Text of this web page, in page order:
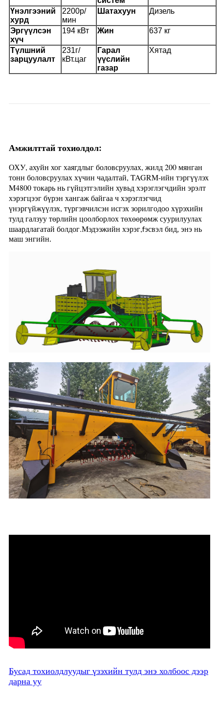
Үнэлгээний
хурд
2200р/
мин
Шатахуун Дизель
Эргүүлсэн
хүч
194 кВт Жин 637 кг
Түлшний
зарцуулалт
231г/
кВт.цаг
Гарал
үүслийн
газар
Хятад
Амжилттай тохиолдол:
ОХУ, ахуйн хог хаягдлыг боловсруулах, жилд 200 мянган
тонн боловсруулах хүчин чадалтай, TAGRM-ийн тэргүүлэх
M4800 токарь нь гүйцэтгэлийн хувьд хэрэглэгчдийн эрэлт
хэрэгцээг бүрэн хангаж байгаа ч хэрэглэгчид
үнэргүйжүүлэх, түргэвчилсэн исгэх зорилгодоо хүрэхийн
тулд галзуу төрлийн цоолборлох төхөөрөмж суурилуулах
шаардлагатай болдог.Мэдээжийн хэрэг,fэсвэл бид, энэ нь
маш энгийн.
Бусад тохиолдлуудыг үзэхийн тулд энэ холбоос дээр
дарна уу